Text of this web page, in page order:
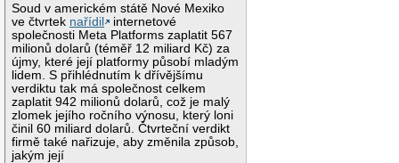
Soud v americkém státě Nové Mexiko
ve čtvrtek nařídil
internetové
společnosti Meta Platforms zaplatit 567
milionů dolarů (téměř 12 miliard Kč) za
újmy, které její platformy působí mladým
lidem. S přihlédnutím k dřívějšímu
verdiktu tak má společnost celkem
zaplatit 942 milionů dolarů, což je malý
zlomek jejího ročního výnosu, který loni
činil 60 miliard dolarů. Čtvrteční verdikt
firmě také nařizuje, aby změnila způsob,
jakým její